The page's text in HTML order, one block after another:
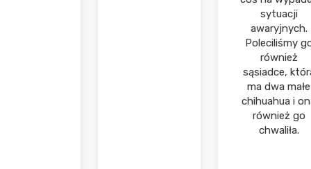
sytuacji
awaryjnych.
Poleciliśmy
również
sąsiadce,
ma dwa małe
chihuahua i
również go
chwaliła.